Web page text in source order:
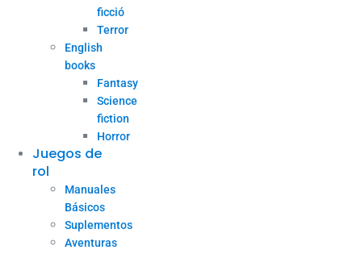
ficció
Terror
English
books
Fantasy
Science
fiction
Horror
Juegos de
rol
Manuales
Básicos
Suplementos
Aventuras